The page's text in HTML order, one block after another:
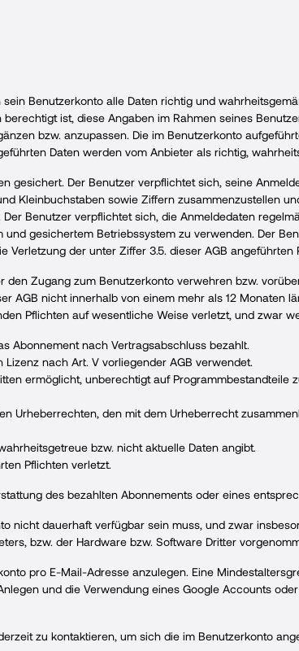
Benutzerkonto alle Daten richtig und
ist, diese Angaben im Rahmen seines
bzw. anzupassen. Die im Benutzerkonto
Daten werden vom Anbieter als richtig,
gesichert. Der Benutzer verpflichtet sich, seine
Kleinbuchstaben sowie Ziffern zusammenzustellen
Benutzer verpflichtet sich, die Anmeldedaten
gesichertem Betriebssystem zu verwenden. Der
der unter Ziffer 3.5. dieser AGB
den Zugang zum Benutzerkonto verwehren bzw.
AGB nicht innerhalb von einem mehr als 12 Monaten
Pflichten auf wesentliche Weise verletzt, und zwar
Abonnement nach Vertragsabschluss bezahlt.
nach Art. V vorliegender AGB verwendet.
ermöglicht, unberechtigt auf
Urheberrechten, den mit dem Urheberrecht
bzw. nicht aktuelle Daten angibt.
Pflichten verletzt.
des bezahlten Abonnements oder eines
nicht dauerhaft verfügbar sein muss, und zwar
bzw. der Hardware bzw. Software Dritter
pro E-Mail-Adresse anzulegen. Eine
und die Verwendung eines Google Accounts
zu kontaktieren, um sich die im Benutzerkonto